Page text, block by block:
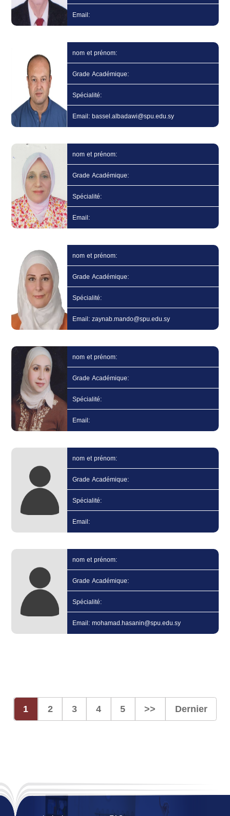
Email:
nom et prénom:
Grade Académique:
Spécialité:
Email: bassel.albadawi@spu.edu.sy
nom et prénom:
Grade Académique:
Spécialité:
Email:
nom et prénom:
Grade Académique:
Spécialité:
Email: zaynab.mando@spu.edu.sy
nom et prénom:
Grade Académique:
Spécialité:
Email:
nom et prénom:
Grade Académique:
Spécialité:
Email:
nom et prénom:
Grade Académique:
Spécialité:
Email: mohamad.hasanin@spu.edu.sy
1 2 3 4 5 >> Dernier